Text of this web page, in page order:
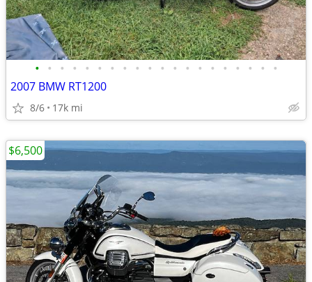
• • • • • • • • • • • • • • • • • • • •
2007 BMW RT1200
8/6 17k mi
$6,500